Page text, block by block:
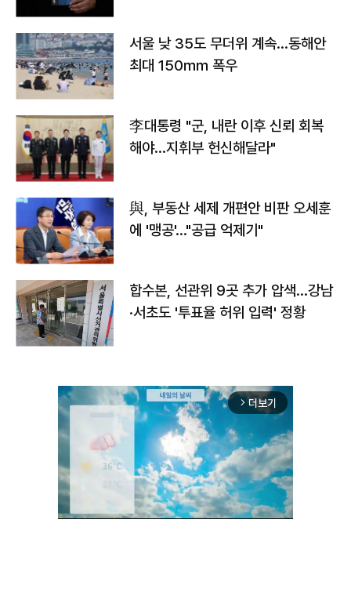
서울 낮 35도 무더위 계속…동해안
최대 150㎜ 폭우
李대통령 "군, 내란 이후 신뢰 회복
해야…지휘부 헌신해달라"
與, 부동산 세제 개편안 비판 오세훈
에 '맹공'…"공급 억제기"
합수본, 선관위 9곳 추가 압색…강남
·서초도 '투표율 허위 입력' 정황
arrow_forward_ios 더보기